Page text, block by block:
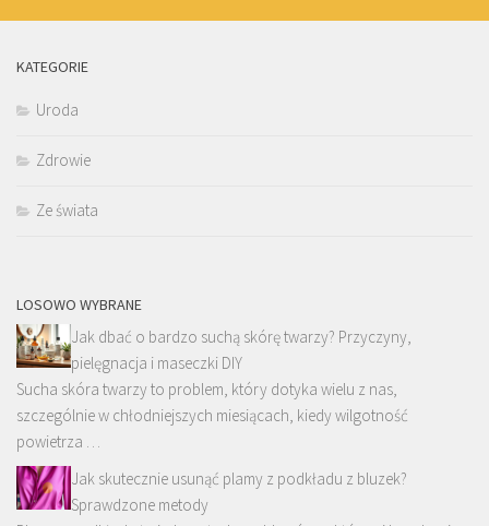
KATEGORIE
Uroda
Zdrowie
Ze świata
LOSOWO WYBRANE
Jak dbać o bardzo suchą skórę twarzy? Przyczyny,
pielęgnacja i maseczki DIY
Sucha skóra twarzy to problem, który dotyka wielu z nas,
szczególnie w chłodniejszych miesiącach, kiedy wilgotność
powietrza …
Jak skutecznie usunąć plamy z podkładu z bluzek?
Sprawdzone metody